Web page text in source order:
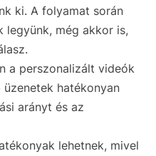
ki. A folyamat során
még akkor is,
a perszonalizált videók
hatékonyan
arányt és az
lehetnek, mivel